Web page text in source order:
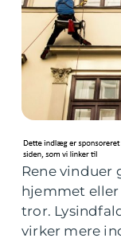
Rene vinduer
hjemmet
tror.
virker mere